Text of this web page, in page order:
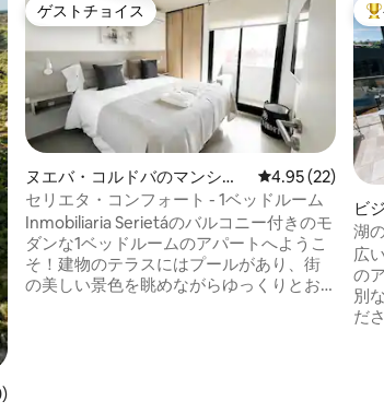
件、5つ星中4.97つ星の平均評価
ゲストチョイス
ゲストチョイス
ヌエバ・コルドバのマンショ
ン・アパート
レビュー22件、
4.95 (22)
セリエタ・コンフォート - 1ベッドルーム
Inmobiliaria Serietáのバルコニー付きのモ
ダンな1ベッドルームのアパートへようこ
そ！建物のテラスにはプールがあり、街
の美しい景色を眺めながらゆっくりとお
ビ
ン
湖
分
広
の
別
ださい。 プレミ